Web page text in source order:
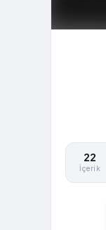
22
İçerik